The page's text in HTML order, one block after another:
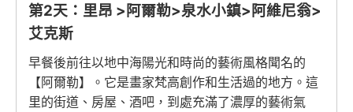
第2天：里昂 >阿爾勒>泉水小鎮>阿維尼翁>
艾克斯
早餐後前往以地中海陽光和時尚的藝術風格聞名的
【阿爾勒】。它是畫家梵高創作和生活過的地方。這
里的街道、房屋、酒吧，到處充滿了濃厚的藝術氣